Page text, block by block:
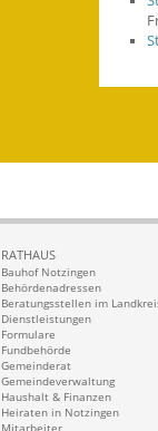
RATHAUS
Bauhof Notzingen
Behördenadressen
Beratungsstellen im
Dienstleistungen
Formulare
Fundbehörde
Gemeinderat
Gemeindeverwaltung
Haushalt & Finanzen
Heiraten in Notzingen